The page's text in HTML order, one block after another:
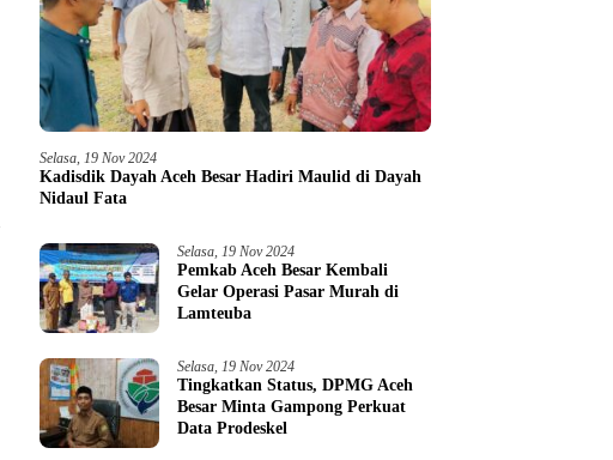
Selasa, 19 Nov 2024
Kadisdik Dayah Aceh Besar Hadiri Maulid di Dayah
Nidaul Fata
Selasa, 19 Nov 2024
Pemkab Aceh Besar Kembali
Gelar Operasi Pasar Murah di
Lamteuba
Selasa, 19 Nov 2024
Tingkatkan Status, DPMG Aceh
Besar Minta Gampong Perkuat
Data Prodeskel